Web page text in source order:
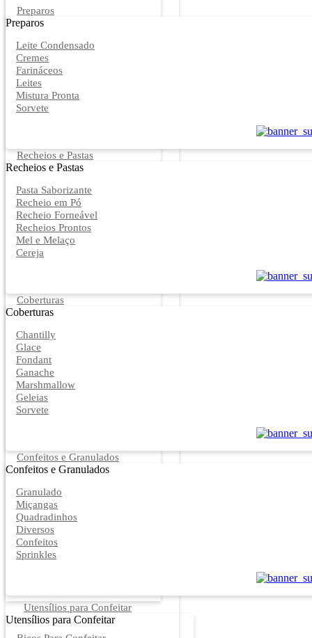
Preparos
Preparos
Leite Condensado
Cremes
Farináceos
Leites
Mistura Pronta
Sorvete
Recheios e Pastas
Recheios e Pastas
Pasta Saborizante
Recheio em Pó
Recheio Forneável
Recheios Prontos
Mel e Melaço
Cereja
Coberturas
Coberturas
Chantilly
Glace
Fondant
Ganache
Marshmallow
Geleias
Sorvete
Confeitos e Granulados
Confeitos e Granulados
Granulado
Miçangas
Quadradinhos
Diversos
Confeitos
Sprinkles
Utensílios para Confeitar
Utensílios para Confeitar